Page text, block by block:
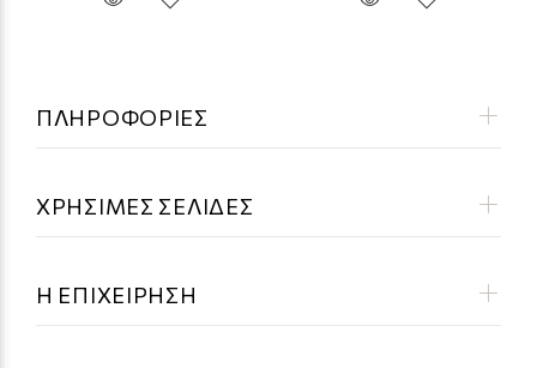
ΠΛΗΡΟΦΟΡΙΕΣ
ΧΡΗΣΙΜΕΣ ΣΕΛΙΔΕΣ
Η ΕΠΙΧΕΙΡΗΣΗ